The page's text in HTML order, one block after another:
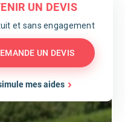
UN DEVIS
et sans engagement
UN DEVIS
mes aides